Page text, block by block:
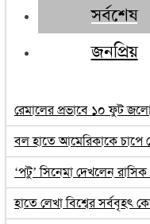
সর্বশেষ
জনপ্রিয়
রেমালের প্রভাবে ১০ ফুট
বল হাতে আমেরিকাকে চাপে
‘পটু’ সিনেমা দেখলেন
হাতে লেখা বিশ্বের